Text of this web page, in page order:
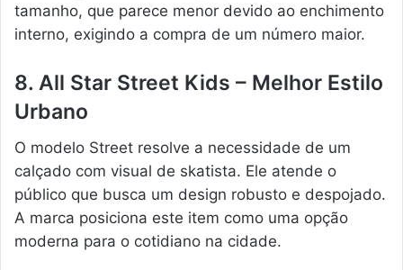
tamanho, que parece menor devido ao enchimento
interno, exigindo a compra de um número maior.
8. All Star Street Kids – Melhor Estilo
Urbano
O modelo Street resolve a necessidade de um
calçado com visual de skatista. Ele atende o
público que busca um design robusto e despojado.
A marca posiciona este item como uma opção
moderna para o cotidiano na cidade.